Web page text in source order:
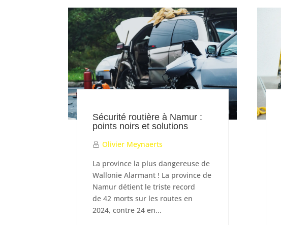
Sécurité routière à Namur :
points noirs et solutions
Olivier Meynaerts
La province la plus dangereuse de
Wallonie Alarmant ! La province de
Namur détient le triste record
de 42 morts sur les routes en
2024, contre 24 en...